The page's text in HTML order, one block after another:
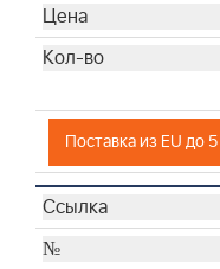
Поставка из EU до